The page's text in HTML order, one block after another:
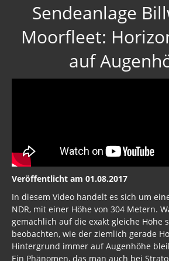
Sendeanlage
Moorfleet:
auf
Veröffentlicht am 01.08.2017
In diesem Video handelt es sich um
NDR, mit einer Höhe von 304 Metern.
gemächlich auf die exakt gleiche Höhe
beobachten, wie der ziemlich gerade
Hintergrund immer auf Augenhöhe
Ein Phänomen, das man auch bei